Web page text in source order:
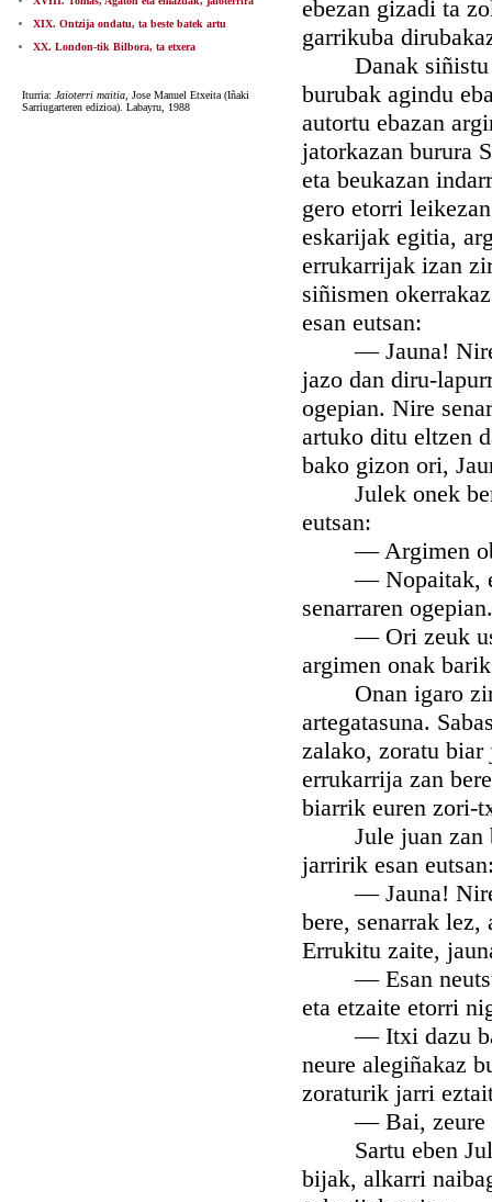
XIX. Ontzija ondatu, ta beste batek artu
XX. London-tik Bilbora, ta etxera
Iturria: Jaioterri maitia, Jose Manuel Etxeita (Iñaki
Sarriugarteren edizioa). Labayru, 1988
ebezan gizadi ta
garrikuba
Danak siñistu
burubak agindu
autortu ebazan
jatorkazan burura
eta beukazan
gero etorri
eskarijak egitia,
errukarrijak izan
siñismen
esan eutsan:
— Jauna! Nire
jazo dan diru-
ogepian. Nire
artuko ditu eltzen
bako gizon ori,
Julek onek
eutsan:
— Argimen
— Nopaitak,
senarraren ogepian.
— Ori zeuk uste
argimen onak
Onan igaro
artegatasuna.
zalako, zoratu biar
errukarrija zan
biarrik euren zori-
Jule juan zan
jarririk esan
— Jauna! Nire
bere, senarrak
Errukitu zaite,
— Esan neutsun
eta etzaite etorri
— Itxi dazu bada
neure alegiñakaz
zoraturik jarri
— Bai, zeure
Sartu eben
bijak, alkarri